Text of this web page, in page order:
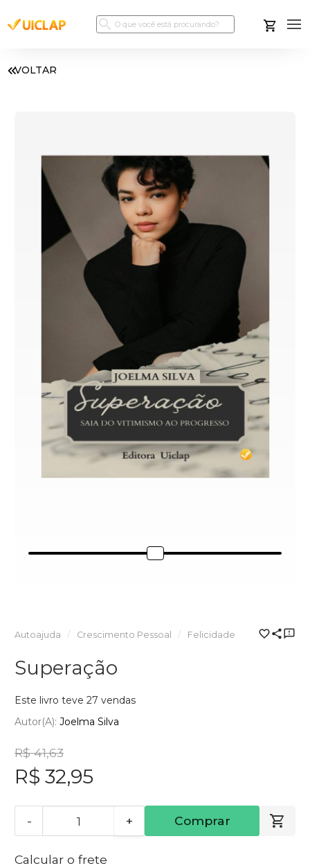
VOLTAR
Autoajuda Crescimento Pessoal Felicidade
Superação
Este livro teve 27 vendas
Autor(a): Joelma Silva
R$ 41,63
R$ 32,95
- + Comprar
Calcular o frete